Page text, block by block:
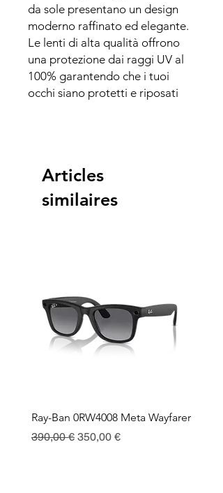
da sole presentano un design
moderno raffinato ed elegante.
Le lenti di alta qualità offrono
una protezione dai raggi UV al
100% garantendo che i tuoi
occhi siano protetti e riposati
Articles
similaires
Ray-Ban 0RW4008 Meta Wayfarer
Prix original
390,00 € Prix promotionnel
350,00 €